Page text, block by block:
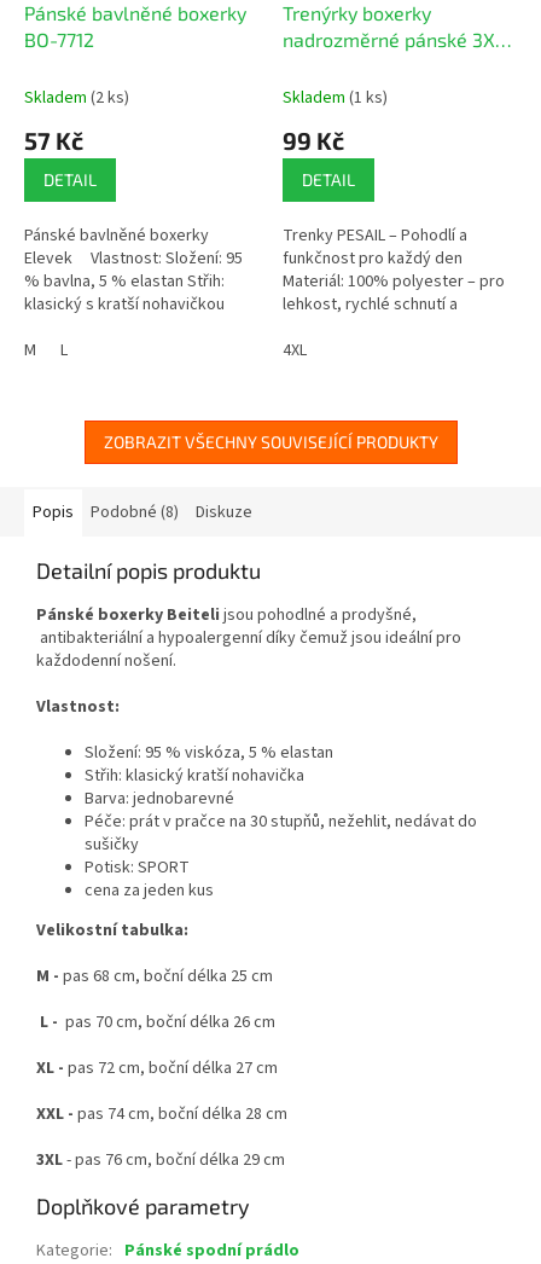
Pánské bavlněné boxerky
BO-7712
Skladem (2 ks)
57 Kč
DETAIL
Pánské bavlněné boxerky
Elevek Vlastnost: Složení: 95
% bavlna, 5 % elastan Střih:
klasický s kratší nohavičkou
M
L
Trenýrky boxerky
nadrozměrné pánské 3XL-
Skladem (1 ks)
99 Kč
DETAIL
Trenky PESAIL – Pohodlí a
funkčnost pro každý den
Materiál: 100% polyester – pro
lehkost, rychlé schnutí a
4XL
ZOBRAZIT VŠECHNY SOUVISEJÍCÍ PRODUKTY
Popis Podobné (8) Diskuze
Detailní popis produktu
Pánské boxerky Beiteli jsou pohodlné a prodyšné,
antibakteriální a hypoalergennídíky čemuž jsou ideální pro
každodenní nošení.
Vlastnost:
Složení: 95 % viskóza, 5 % elastan
Střih: klasický kratší nohavička
Barva: jednobarevné
Péče: prát v pračce na 30 stupňů, nežehlit, nedávat do
sušičky
Potisk: SPORT
cena za jeden kus
Velikostní tabulka:
M - pas 68 cm, boční délka 25 cm
L - pas 70 cm, boční délka 26 cm
XL - pas 72 cm, boční délka 27 cm
XXL - pas 74 cm, boční délka 28 cm
3XL- pas 76 cm, boční délka 29 cm
Doplňkové parametry
Kategorie: Pánské spodní prádlo